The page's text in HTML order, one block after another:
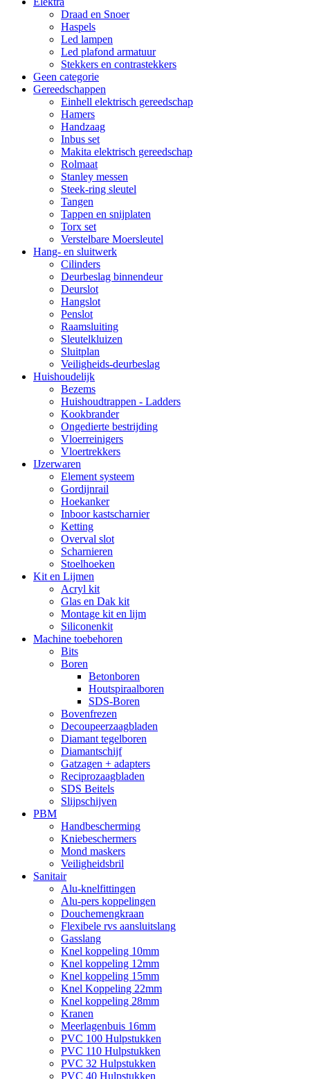
Draad en Snoer
Haspels
Led lampen
Led plafond armatuur
Stekkers en contrastekkers
Geen categorie
Gereedschappen
Einhell elektrisch gereedschap
Hamers
Handzaag
Inbus set
Makita elektrisch gereedschap
Rolmaat
Stanley messen
Steek-ring sleutel
Tangen
Tappen en snijplaten
Torx set
Verstelbare Moersleutel
Hang- en sluitwerk
Cilinders
Deurbeslag binnendeur
Deurslot
Hangslot
Penslot
Raamsluiting
Sleutelkluizen
Sluitplan
Veiligheids-deurbeslag
Huishoudelijk
Bezems
Huishoudtrappen - Ladders
Kookbrander
Ongedierte bestrijding
Vloerreinigers
Vloertrekkers
IJzerwaren
Element systeem
Gordijnrail
Hoekanker
Inboor kastscharnier
Ketting
Overval slot
Scharnieren
Stoelhoeken
Kit en Lijmen
Acryl kit
Glas en Dak kit
Montage kit en lijm
Siliconenkit
Machine toebehoren
Bits
Boren
Betonboren
Houtspiraalboren
SDS-Boren
Bovenfrezen
Decoupeerzaagbladen
Diamant tegelboren
Diamantschijf
Gatzagen + adapters
Reciprozaagbladen
SDS Beitels
Slijpschijven
PBM
Handbescherming
Kniebeschermers
Mond maskers
Veiligheidsbril
Sanitair
Alu-knelfittingen
Alu-pers koppelingen
Douchemengkraan
Flexibele rvs aansluitslang
Gasslang
Knel koppeling 10mm
Knel koppeling 12mm
Knel koppeling 15mm
Knel Koppeling 22mm
Knel koppeling 28mm
Kranen
Meerlagenbuis 16mm
PVC 100 Hulpstukken
PVC 110 Hulpstukken
PVC 32 Hulpstukken
PVC 40 Hulpstukken